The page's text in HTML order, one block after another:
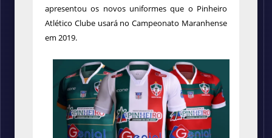
apresentou os novos uniformes que o Pinheiro
Atlético Clube usará no Campeonato Maranhense
em 2019.